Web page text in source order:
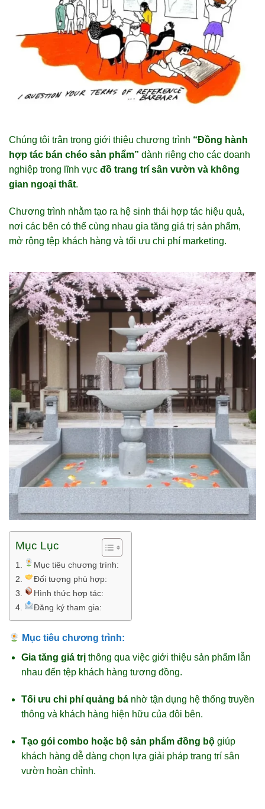
Chúng tôi trân trọng giới thiệu chương trình “Đồng hành
hợp tác bán chéo sản phẩm” dành riêng cho các doanh
nghiệp trong lĩnh vực đồ trang trí sân vườn và không
gian ngoại thất.
Chương trình nhằm tạo ra hệ sinh thái hợp tác hiệu quả,
nơi các bên có thể cùng nhau gia tăng giá trị sản phẩm,
mở rộng tệp khách hàng và tối ưu chi phí marketing.
Mục Lục
Mục tiêu chương trình:
Đối tượng phù hợp:
Hình thức hợp tác:
Đăng ký tham gia:
Mục tiêu chương trình:
Gia tăng giá trịthông qua việc giới thiệu sản phẩm lẫn
nhau đến tệp khách hàng tương đồng.
Tối ưu chi phí quảng bánhờ tận dụng hệ thống truyền
thông và khách hàng hiện hữu của đôi bên.
Tạo gói combo hoặc bộ sản phẩm đồng bộgiúp
khách hàng dễ dàng chọn lựa giải pháp trang trí sân
vườn hoàn chỉnh.